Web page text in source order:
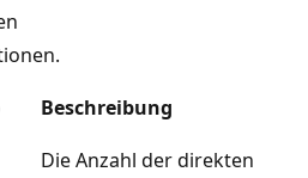
Beschreibung
Die Anzahl der direkten